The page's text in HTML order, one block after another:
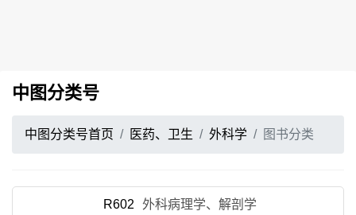
中图分类号
中图分类号首页 医药、卫生 外科学 图书分类
R602 外科病理学、解剖学